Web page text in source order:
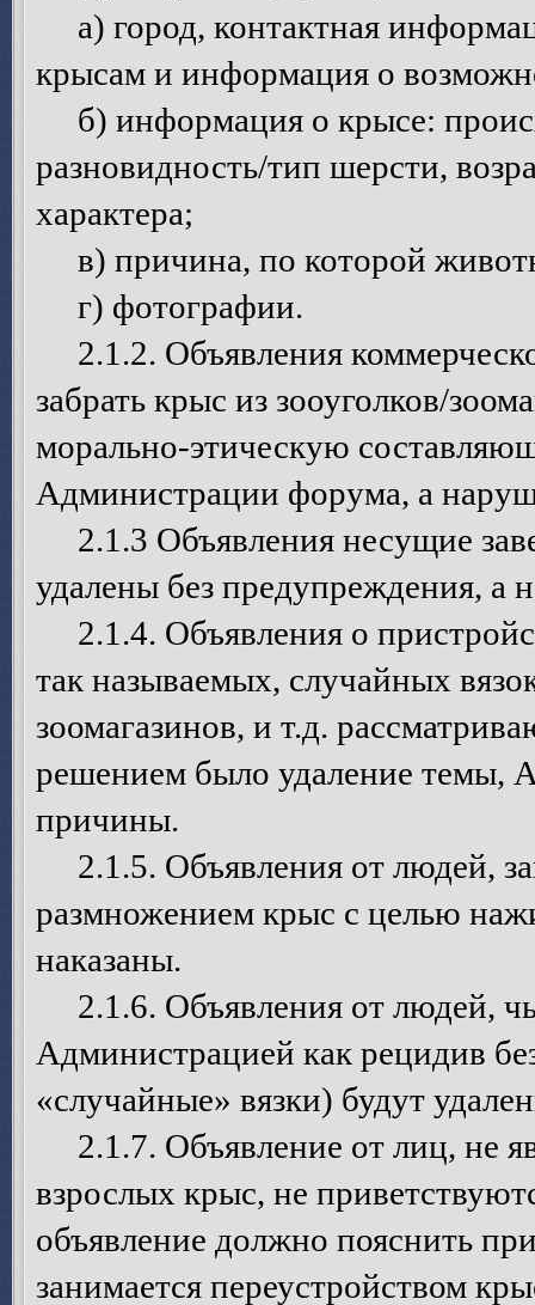
а) город, контактная
крысам и информация о
б) информация о крысе:
разновидность/тип шерсти,
характера;
в) причина, по которой
г) фотографии.
2.1.2. Объявления
забрать крыс из зооуголков/
морально-этическую
Администрации форума, а
2.1.3 Объявления несущие
удалены без предупреждения, а
2.1.4. Объявления о
так называемых, случайных
зоомагазинов, и т.д.
решением было удаление темы,
причины.
2.1.5. Объявления от людей,
размножением крыс с целью
наказаны.
2.1.6. Объявления от людей,
Администрацией как рецидив
«случайные» вязки) будут
2.1.7. Объявление от лиц, не
взрослых крыс, не
объявление должно пояснить
занимается переустройством